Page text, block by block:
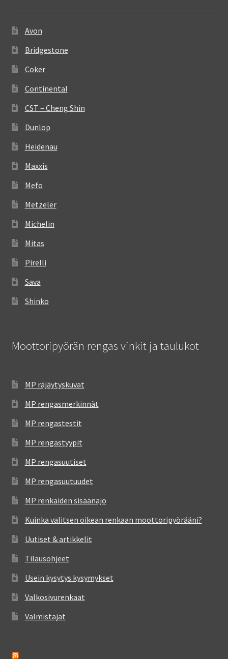
Avon
Bridgestone
Coker
Continental
CST – Cheng Shin
Dunlop
Heidenau
Maxxis
Mefo
Metzeler
Michelin
Mitas
Pirelli
Sava
Shinko
Moottoripyörän rengas vinkit ja taulukot
MP räjäytyskuvat
MP rengasmerkinnät
MP rengastestit
MP rengastyypit
MP rengasuutiset
MP rengasuutuudet
MP renkaiden sisäänajo
Kuinka valitsen oikean renkaan moottoripyörääni?
Uutiset & artikkelit
Tilausohjeet
Usein kysytys kysymykset
Valkosivurenkaat
Valmistajat